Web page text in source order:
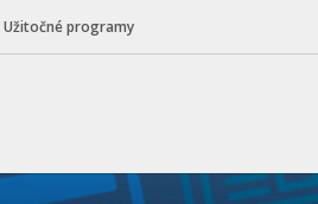
Užitočné programy